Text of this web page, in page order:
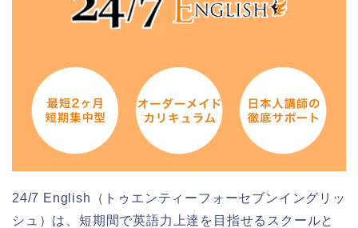
24/7 English（トゥエンティーフォーセブンイングリッ
シュ）は、短期間で英語力上達を目指せるスクールと